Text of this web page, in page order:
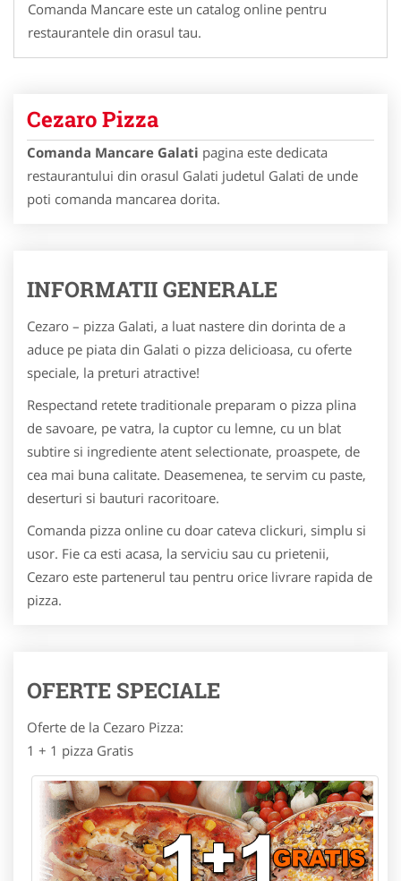
Comanda Mancare este un catalog online pentru
restaurantele din orasul tau.
Cezaro Pizza
Comanda Mancare Galati pagina este dedicata
restaurantului din orasul Galati judetul Galati de unde
poti comanda mancarea dorita.
INFORMATII GENERALE
Cezaro – pizza Galati, a luat nastere din dorinta de a
aduce pe piata din Galati o pizza delicioasa, cu oferte
speciale, la preturi atractive!
Respectand retete traditionale preparam o pizza plina
de savoare, pe vatra, la cuptor cu lemne, cu un blat
subtire si ingrediente atent selectionate, proaspete, de
cea mai buna calitate. Deasemenea, te servim cu paste,
deserturi si bauturi racoritoare.
Comanda pizza online cu doar cateva clickuri, simplu si
usor. Fie ca esti acasa, la serviciu sau cu prietenii,
Cezaro este partenerul tau pentru orice livrare rapida de
pizza.
OFERTE SPECIALE
Oferte de la Cezaro Pizza:
1 + 1 pizza Gratis